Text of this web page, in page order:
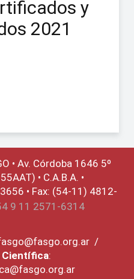
y
2021
• Av. Córdoba 1646 5º
• C.A.B.A. •
• Fax: (54-11) 4812-
9 11 2571-6314
/
: